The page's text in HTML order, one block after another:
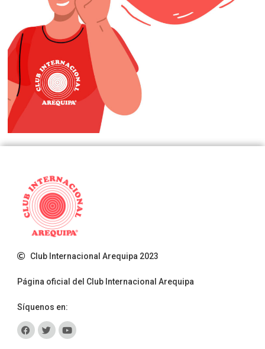
Club Internacional Arequipa 2023
Página oficial del Club Internacional Arequipa
Síquenos en: